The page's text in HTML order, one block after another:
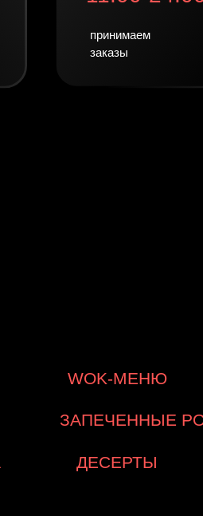
принимаем
заказы
ДЕСЕРТЫ
ЗАПЕЧЕННЫЕ
WOK-МЕНЮ